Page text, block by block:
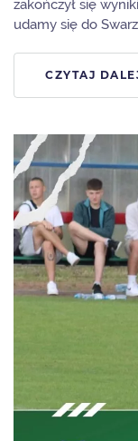
zakończył się
udamy się do
CZYTAJ